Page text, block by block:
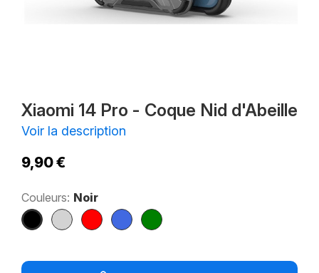
Xiaomi 14 Pro - Coque Nid d'Abeille
Voir la description
9,90 €
Couleurs: Noir
Noir Gris RougeBleu Vert